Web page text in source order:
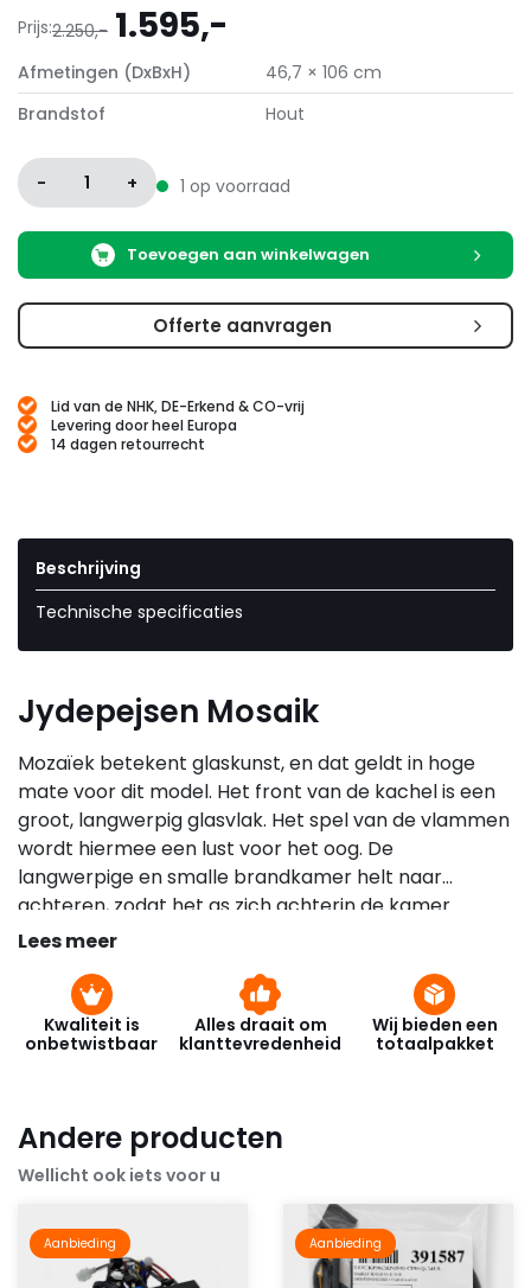
Prijs:2.250,- Oorspronkelijke
prijs
was:
1.595,-
prijs
is:
1.595,-.
Afmetingen (DxBxH)
46,7 × 106 cm
Brandstof
Hout
- 1 + 1 op voorraad
Toevoegen aan winkelwagen
Offerte aanvragen
Lid van de NHK, DE-Erkend & CO-vrij
Levering door heel Europa
14 dagen retourrecht
Beschrijving
Technische specificaties
Jydepejsen Mosaik
Mozaïek betekent glaskunst, en dat geldt in hoge
mate voor dit model. Het front van de kachel is een
groot, langwerpig glasvlak. Het spel van de vlammen
wordt hiermee een lust voor het oog. De
langwerpige en smalle brandkamer helt naar
achteren, zodat het as zich achterin de kamer
verzamelt. Hierdoor ligt het hout niet tegen de deur
Lees meer
Kwaliteit is
onbetwistbaar
Alles draait om
klanttevredenheid
Wij bieden een
totaalpakket
Andere producten
Wellicht ook iets voor u
Aanbieding Aanbieding